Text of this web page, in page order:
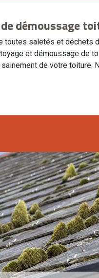
démoussage
saletés et déchets
et démoussage de
de votre